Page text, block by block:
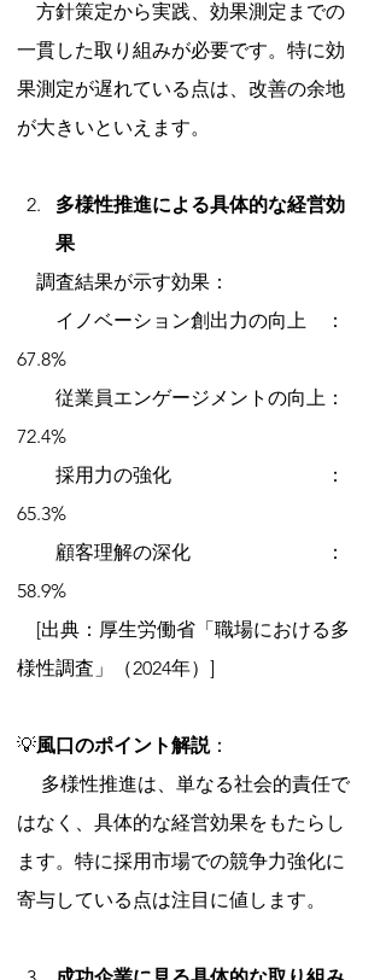
方針策定から実践、効果測定までの
一貫した取り組みが必要です。特に効
果測定が遅れている点は、改善の余地
が大きいといえます。
多様性推進による具体的な経営効
果
調査結果が示す効果：
イノベーション創出力の向上　：
67.8%
従業員エンゲージメントの向上：
72.4%
採用力の強化　　　　　　　　：
65.3%
顧客理解の深化　　　　　　　：
58.9%
[出典：厚生労働省「職場における多
様性調査」（2024年）]
💡風口のポイント解説：
多様性推進は、単なる社会的責任で
はなく、具体的な経営効果をもたらし
ます。特に採用市場での競争力強化に
寄与している点は注目に値します。